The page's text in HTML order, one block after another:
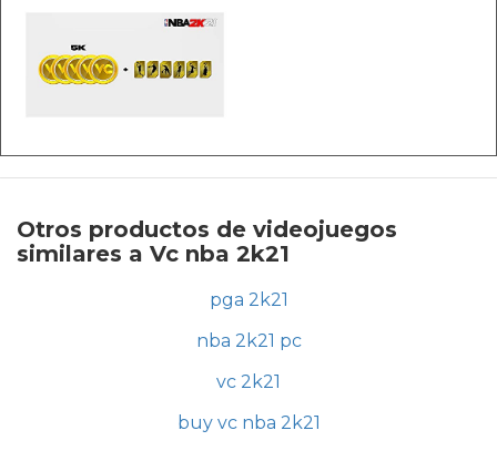
Otros productos de videojuegos
similares a Vc nba 2k21
pga 2k21
nba 2k21 pc
vc 2k21
buy vc nba 2k21